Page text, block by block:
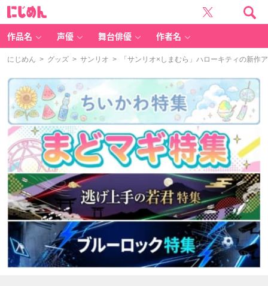
作品名 声優 舞台俳優 作者名
にじめん > グッズ > サンリオ > 「サンリオ×しまむら」ハローキティの新作